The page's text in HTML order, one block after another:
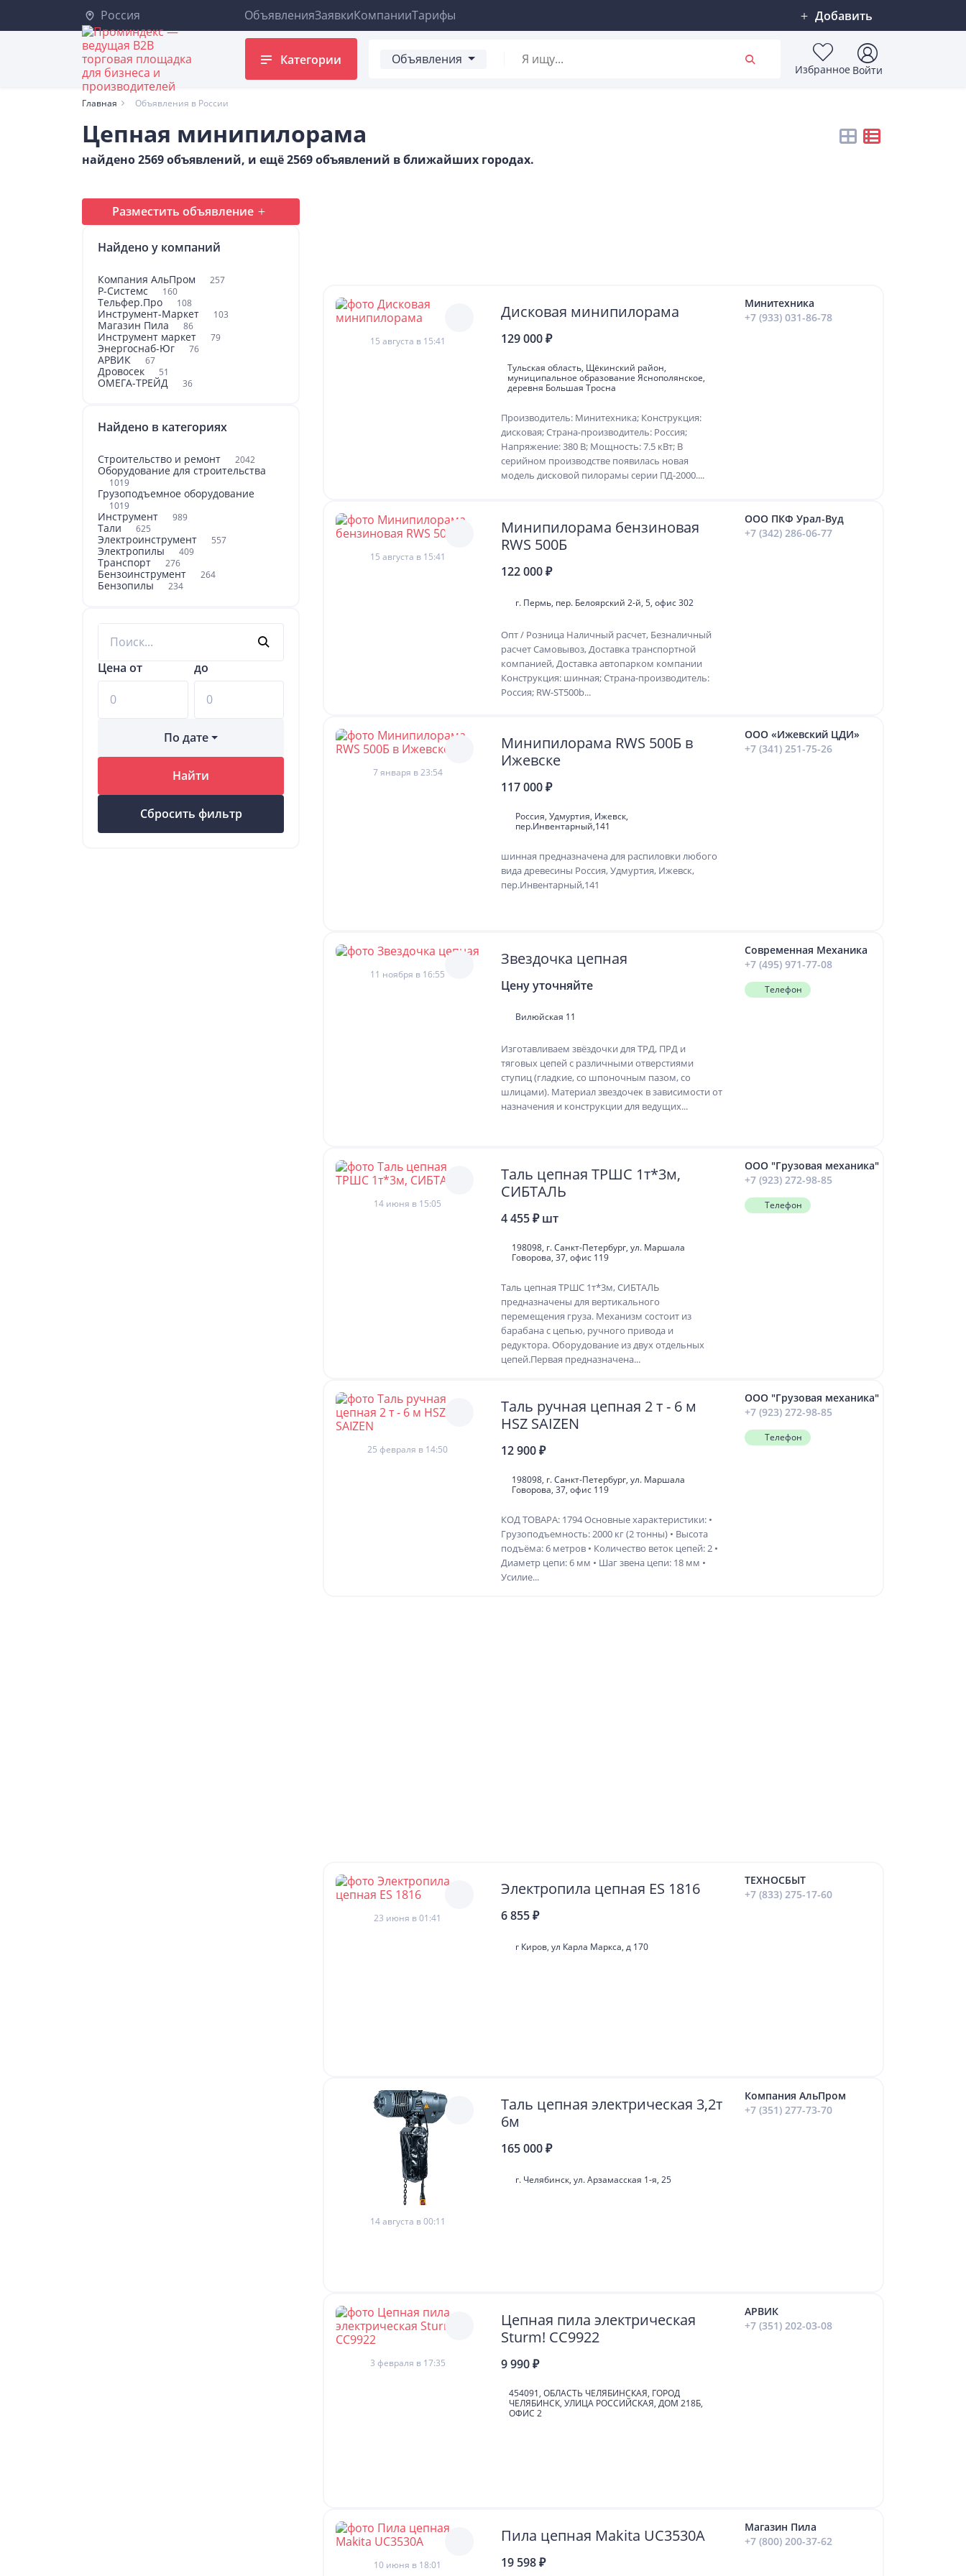
Россия ОбъявленияЗаявкиКомпанииТарифы Добавить
Категории Объявления
Избранное Войти
Главная Объявления в России
Цепная минипилорама
найдено 2569 объявлений, и ещё 2569 объявлений в ближайших городах.
Разместить объявление
Найдено у компаний
Компания АльПром 257
Р-Системс 160
Тельфер.Про 108
Инструмент-Маркет 103
Магазин Пила 86
Инструмент маркет 79
Энергоснаб-Юг 76
АРВИК 67
Дровосек 51
ОМЕГА-ТРЕЙД 36
Найдено в категориях
Строительство и ремонт 2042
Оборудование для строительства
1019
Грузоподъемное оборудование
1019
Инструмент 989
Тали 625
Электроинструмент 557
Электропилы 409
Транспорт 276
Бензоинструмент 264
Бензопилы 234
Цена от до
По дате
Найти
Сбросить фильтр
15 августа в 15:41
Дисковая минипилорама
129 000 ₽
Тульская область, Щёкинский район,
муниципальное образование Яснополянское,
деревня Большая Тросна
Производитель: Минитехника; Конструкция:
дисковая; Страна-производитель: Россия;
Напряжение: 380 В; Мощность: 7.5 кВт; В
серийном производстве появилась новая
модель дисковой пилорамы серии ПД-2000....
Минитехника
+7 (933) 031-86-78
15 августа в 15:41
Минипилорама бензиновая
RWS 500Б
122 000 ₽
г. Пермь, пер. Белоярский 2-й, 5, офис 302
Опт / Розница Наличный расчет, Безналичный
расчет Самовывоз, Доставка транспортной
компанией, Доставка автопарком компании
Конструкция: шинная; Страна-производитель:
Россия; RW-ST500b...
ООО ПКФ Урал-Вуд
+7 (342) 286-06-77
7 января в 23:54
Минипилорама RWS 500Б в
Ижевске
117 000 ₽
Россия, Удмуртия, Ижевск,
пер.Инвентарный,141
шинная предназначена для распиловки любого
вида древесины Россия, Удмуртия, Ижевск,
пер.Инвентарный,141
ООО «Ижевский ЦДИ»
+7 (341) 251-75-26
11 ноября в 16:55
Звездочка цепная
Цену уточняйте
Вилюйская 11
Изготавливаем звёздочки для ТРД, ПРД и
тяговых цепей с различными отверстиями
ступиц (гладкие, со шпоночным пазом, со
шлицами). Материал звездочек в зависимости от
назначения и конструкции для ведущих...
Современная Механика
+7 (495) 971-77-08
Телефон
14 июня в 15:05
Таль цепная ТРШС 1т*3м,
СИБТАЛЬ
4 455 ₽ шт
198098, г. Санкт-Петербург, ул. Маршала
Говорова, 37, офис 119
Таль цепная ТРШС 1т*3м, СИБТАЛЬ
предназначены для вертикального
перемещения груза. Механизм состоит из
барабана с цепью, ручного привода и
редуктора. Оборудование из двух отдельных
цепей.Первая предназначена...
ООО "Грузовая механика"
+7 (923) 272-98-85
Телефон
25 февраля в 14:50
Таль ручная цепная 2 т - 6 м
HSZ SAIZEN
12 900 ₽
198098, г. Санкт-Петербург, ул. Маршала
Говорова, 37, офис 119
КОД ТОВАРА: 1794 Основные характеристики: •
Грузоподъемность: 2000 кг (2 тонны) • Высота
подъёма: 6 метров • Количество веток цепей: 2 •
Диаметр цепи: 6 мм • Шаг звена цепи: 18 мм •
Усилие...
ООО "Грузовая механика"
+7 (923) 272-98-85
Телефон
23 июня в 01:41
Электропила цепная ES 1816
6 855 ₽
г Киров, ул Карла Маркса, д 170
ТЕХНОСБЫТ
+7 (833) 275-17-60
14 августа в 00:11
Таль цепная электрическая 3,2т
6м
165 000 ₽
г. Челябинск, ул. Арзамасская 1-я, 25
Компания АльПром
+7 (351) 277-73-70
3 февраля в 17:35
Цепная пила электрическая
Sturm! CC9922
9 990 ₽
454091, ОБЛАСТЬ ЧЕЛЯБИНСКАЯ, ГОРОД
ЧЕЛЯБИНСК, УЛИЦА РОССИЙСКАЯ, ДОМ 218Б,
ОФИС 2
АРВИК
+7 (351) 202-03-08
10 июня в 18:01
Пила цепная Makita UC3530А
19 598 ₽
Магазин Пила
+7 (800) 200-37-62